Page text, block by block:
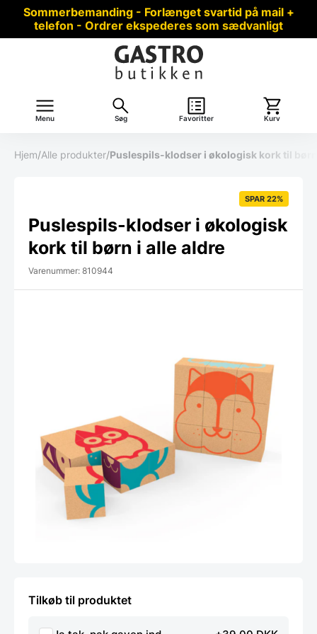
Sommerbemanding - Forlænget svartid på mail +
telefon - Ordrer ekspederes som sædvanligt
Menu Søg Favoritter Kurv
Hjem/Alle produkter/Puslespils-klodser i økologisk kork til
SPAR 22%
Puslespils-klodser i økologisk
kork til børn i alle aldre
Varenummer: 810944
Tilkøb til produktet